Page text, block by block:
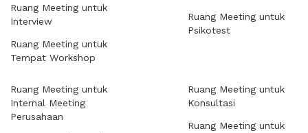
Ruang Meeting untuk
Interview
Ruang Meeting untuk
Tempat Workshop
Ruang Meeting untuk
Psikotest
Ruang Meeting untuk
Internal Meeting
Perusahaan
Ruang Meeting untuk
Konsultasi
Ruang Meeting untuk